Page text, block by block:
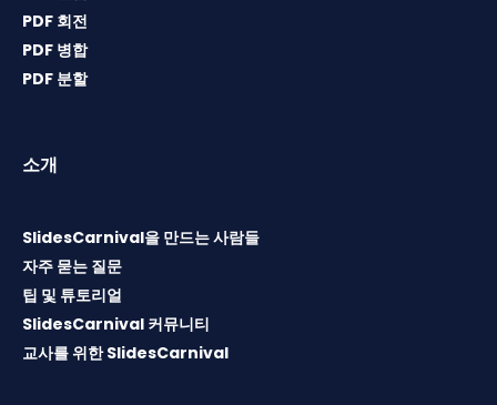
PDF 회전
PDF 병합
PDF 분할
소개
SlidesCarnival을 만드는 사람들
자주 묻는 질문
팁 및 튜토리얼
SlidesCarnival 커뮤니티
교사를 위한 SlidesCarnival